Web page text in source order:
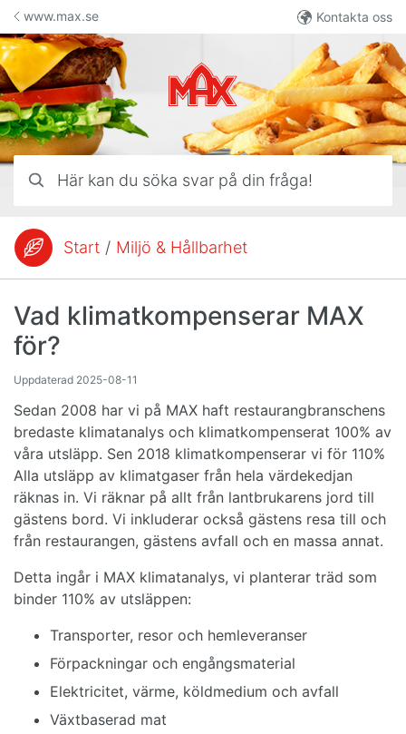
Hoppa till innehåll
Här kan du söka svar på din fråga!
www.max.se Kontakta oss
Du är här:Start / Miljö & Hållbarhet
Vad klimatkompenserar MAX
för?
Uppdaterad 2025-08-11
Sedan 2008 har vi på MAX haft restaurangbranschens
bredaste klimatanalys och klimatkompenserat 100% av
våra utsläpp. Sen 2018 klimatkompenserar vi för 110%
Alla utsläpp av klimatgaser från hela värdekedjan
räknas in. Vi räknar på allt från lantbrukarens jord till
gästens bord. Vi inkluderar också gästens resa till och
från restaurangen, gästens avfall och en massa annat.
Detta ingår i MAX klimatanalys, vi planterar träd som
binder 110% av utsläppen:
Transporter, resor och hemleveranser
Förpackningar och engångsmaterial
Elektricitet, värme, köldmedium och avfall
Växtbaserad mat